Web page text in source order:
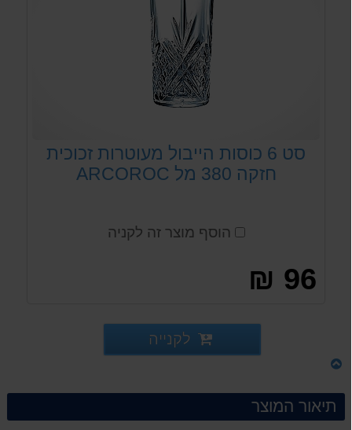
סט 6 כוסות הייבול מעוטרות זכוכית
חזקה 380 מל ARCOROC
הוסף מוצר זה לקניה
96 ₪
לקנייה
תיאור המוצר